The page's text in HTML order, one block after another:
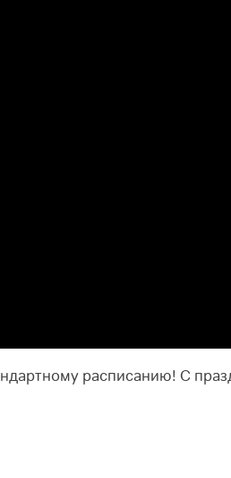
расписанию! С